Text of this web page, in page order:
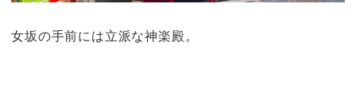
女坂の手前には立派な神楽殿。